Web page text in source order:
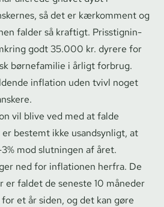
så det er kærkomment og
falder så kraftigt. Pris­stig­nin­
godt 35.000 kr. dyrere for
børnefamilie i årligt forbrug.
inflation uden tvivl noget
vil blive ved med at falde
bestemt ikke usandsynligt, at
mod slutningen af året.
ned for inflationen herfra. De
er faldet de seneste 10 måneder
et år siden, og det kan gøre